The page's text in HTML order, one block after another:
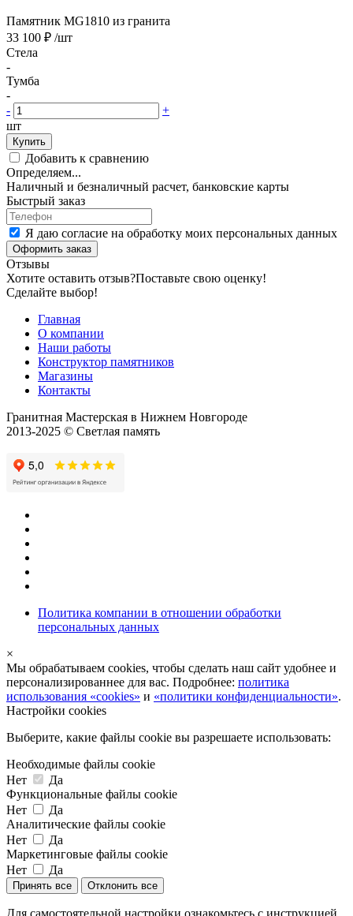
Памятник MG1810 из гранита
33 100 ₽ /шт
Стела
-
Тумба
-
-
+
шт
Купить
Добавить к сравнению
Определяем...
Наличный и безналичный расчет, банковские карты
Быстрый заказ
Я даю согласие на обработку моих персональных данных
Оформить заказ
Отзывы
Хотите оставить отзыв?Поставьте свою оценку!
Сделайте выбор!
Главная
О компании
Наши работы
Конструктор памятников
Магазины
Контакты
Гранитная Мастерская в Нижнем Новгороде
2013-2025 © Светлая память
Политика компании в отношении обработки
персональных данных
×
Мы обрабатываем cookies, чтобы сделать наш сайт удобнее и
персонализированнее для вас. Подробнее: политика
использования «cookies» и «политики конфиденциальности».
Настройки cookies
Выберите, какие файлы cookie вы разрешаете использовать:
Необходимые файлы cookie
Нет
Да
Функциональные файлы cookie
Нет
Да
Аналитические файлы cookie
Нет
Да
Маркетинговые файлы cookie
Нет
Да
Принять все Отклонить все
Для самостоятельной настройки ознакомьтесь с инструкцией